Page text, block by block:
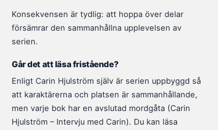
Konsekvensen är tydlig: att hoppa över delar
försämrar den sammanhållna upplevelsen av
serien.
Går det att läsa fristående?
Enligt Carin Hjulström själv är serien uppbyggd så
att karaktärerna och platsen är sammanhållande,
men varje bok har en avslutad mordgåta (Carin
Hjulström – Intervju med Carin). Du kan läsa